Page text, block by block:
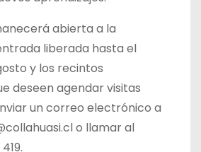
abierta a la
liberada hasta el
y los recintos
deseen agendar visitas
un correo electrónico a
o llamar al